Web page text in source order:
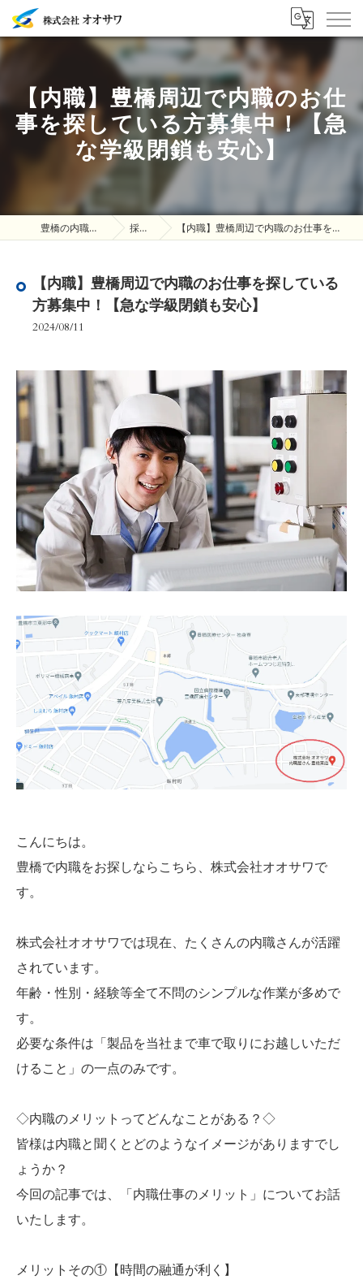
【内職】豊橋周辺で内職のお仕
事を探している方募集中！【急
な学級閉鎖も安心】
豊橋の内職は株式会社オオサワ 採用ブログ 【内職】豊橋周辺で内職のお仕事を探している方募集中！【急な学級閉鎖も安心】
【内職】豊橋周辺で内職のお仕事を探している
方募集中！【急な学級閉鎖も安心】
2024/08/11
こんにちは。
豊橋で内職をお探しならこちら、株式会社オオサワで
す。
株式会社オオサワでは現在、たくさんの内職さんが活躍
されています。
年齢・性別・経験等全て不問のシンプルな作業が多めで
す。
必要な条件は「製品を当社まで車で取りにお越しいただ
けること」の一点のみです。
◇内職のメリットってどんなことがある？◇
皆様は内職と聞くとどのようなイメージがありますでし
ょうか？
今回の記事では、「内職仕事のメリット」についてお話
いたします。
メリットその①【時間の融通が利く】